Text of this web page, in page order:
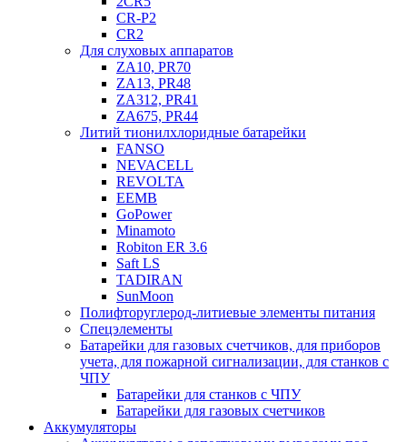
CR-P2
CR2
Для слуховых аппаратов
ZA10, PR70
ZA13, PR48
ZA312, PR41
ZA675, PR44
Литий тионилхлоридные батарейки
FANSO
NEVACELL
REVOLTA
EEMB
GoPower
Minamoto
Robiton ER 3.6
Saft LS
TADIRAN
SunMoon
Полифторуглерод-литиевые элементы питания
Спецэлементы
Батарейки для газовых счетчиков, для приборов
учета, для пожарной сигнализации, для станков с
ЧПУ
Батарейки для станков с ЧПУ
Батарейки для газовых счетчиков
Аккумуляторы